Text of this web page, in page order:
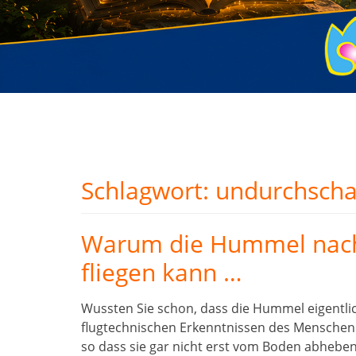
Schlagwort:
Warum die Hummel
fliegen kann …
Wussten Sie schon, dass die Hummel
flugtechnischen Erkenntnissen des
so dass sie gar nicht erst vom Boden